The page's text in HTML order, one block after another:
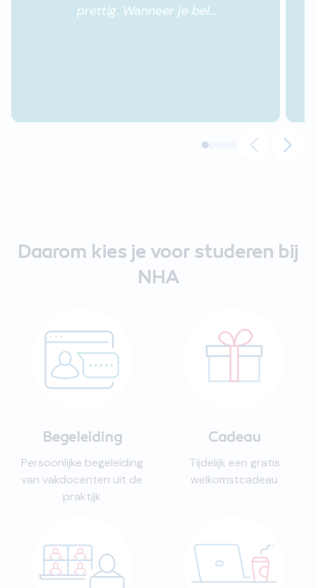
prettig. Wanneer je belt
Enige punt is dat ik het
Daarom kies je voor studeren bij
NHA
Begeleiding
Persoonlijke begeleiding
van vakdocenten uit de
praktijk
Cadeau
Tijdelijk een gratis
welkomstcadeau